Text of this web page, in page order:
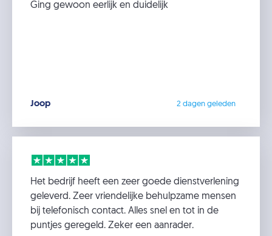
Ging gewoon eerlijk en duidelijk
Joop 2 dagen geleden
Het bedrijf heeft een zeer goede dienstverlening
geleverd. Zeer vriendelijke behulpzame mensen
bij telefonisch contact. Alles snel en tot in de
puntjes geregeld. Zeker een aanrader.